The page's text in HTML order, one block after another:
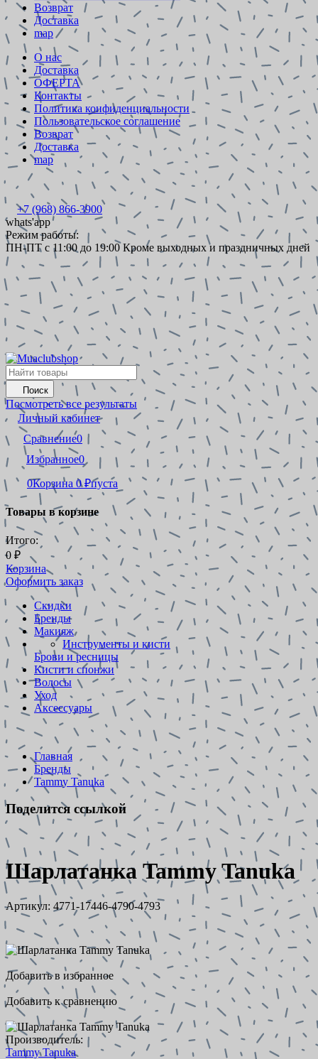
Возврат
Доставка
map
О нас
Доставка
ОФЕРТА
Контакты
Политика конфиденциальности
Пользовательское соглашение
Возврат
Доставка
map
+7 (968) 866-3900
whats'app
Режим работы:
ПН-ПТ с 11:00 до 19:00 Кроме выходных и праздничных дней
Поиск
Посмотреть все результаты
Личный кабинет
Сравнение0
Избранное0
0Корзина 0₽пуста
Товары в корзине
Итого:
0 ₽
Корзина
Оформить заказ
Скидки
Бренды
Макияж
Инструменты и кисти
Брови и ресницы
Кисти и спонжи
Волосы
Уход
Аксессуары
Главная
Бренды
Tammy Tanuka
Поделится ссылкой
Шарлатанка Tammy Tanuka
Артикул: 4771-17446-4790-4793
Добавить в избранное
Добавить к сравнению
Производитель:
Tammy Tanuka